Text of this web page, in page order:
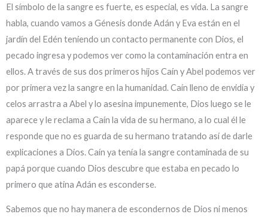
El símbolo de la sangre es fuerte, es especial, es vida. La sangre
habla, cuando vamos a Génesis donde Adán y Eva están en el
jardín del Edén teniendo un contacto permanente con Dios, el
pecado ingresa y podemos ver como la contaminación entra en
ellos. A través de sus dos primeros hijos Caín y Abel podemos ver
por primera vez la sangre en la humanidad. Caín lleno de envidia y
celos arrastra a Abel y lo asesina impunemente, Dios luego se le
aparece y le reclama a Caín la vida de su hermano, a lo cual él le
responde que no es guarda de su hermano tratando así de darle
explicaciones a Dios. Caín ya tenía la sangre contaminada de su
papá porque cuando Dios descubre que estaba en pecado lo
primero que atina Adán es esconderse.
Sabemos que no hay manera de escondernos de Dios ni menos